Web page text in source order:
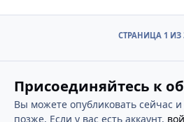
СТРАНИЦА 1 ИЗ
Присоединяйтесь к
Вы можете опубликовать сейчас и
позже. Если у вас есть аккаунт,